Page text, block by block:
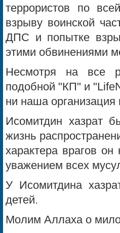
террористов по
взрыву воинской
ДПС и попытке
этими обвинениями
Несмотря на все
подобной "КП" и
ни наша
Исомитдин хазрат
жизнь
характера врагов
уважением всех
У Исомитдина
детей.
Молим Аллаха о